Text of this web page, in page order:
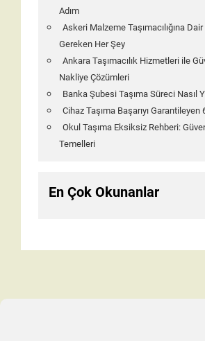
Adım
Askeri Malzeme Taşımacılığına
Gereken Her Şey
Ankara Taşımacılık Hizmetleri ile
Nakliye Çözümleri
Banka Şubesi Taşıma Süreci Nasıl
Cihaz Taşıma Başarıyı Garantileyen
Okul Taşıma Eksiksiz Rehberi:
Temelleri
En Çok Okunanlar